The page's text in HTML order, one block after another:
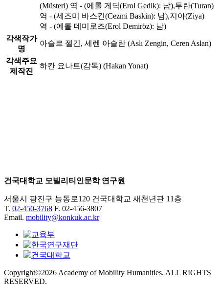
(Müsteri) 역 - (에롤 게딕(Erol Gedik): 남),투란(Turan)
역 - (세즈미 바스킨(Cezmi Baskin): 남),지아(Ziya)
역 - (에롤 데미로즈(Erol Demiröz): 남)
각색작가
명
아슬르 젤긴, 세렌 아슬란 (Aslı Zengin, Ceren Aslan)
각색주요
제작진
하칸 요나트(감독) (Hakan Yonat)
건국대학교 모빌리티인문학 연구원
서울시 광진구 능동로120 건국대학교 새천년관 11층
T. 02-450-3768 F. 02-456-3807
Email. mobility@konkuk.ac.kr
Copyright©2026 Academy of Mobility Humanities. ALL RIGHTS
RESERVED.